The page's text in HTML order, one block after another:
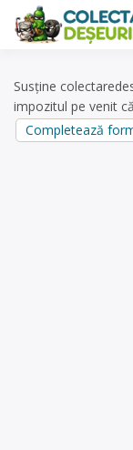
content
Susține
impozitul pe venit
Completează